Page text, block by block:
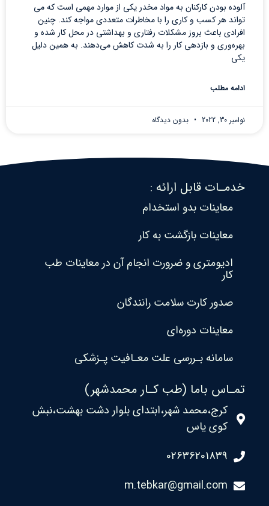
آلوده بودن کارکنان به مواد مخدر یکی از موارد مهمی است که می
تواند هر کسب و کاری را با مخاطرات متعددی مواجه کند. چنین
افرادی باعث بروز مشکلات رفتاری و بهداشتی در محل کار شده و
بهره‌وری و بازدهی کار را به شدت کاهش می‌دهند. به همین دلیل
یکی
ادامه مطلب
نوامبر 30, 2022 بدون دیدگاه
خدمـات قابل ارائه :
معاینات بدو استخدام
معاینات بازگشت به کار
ادیومتری و ضرورت انجام آن در معاینات طب
کار
صدور کارت سلامت رانندگان
معاینات دوره‌ای
سامانه بـررسی علت معـافیت پـزشکی
تمـاس باما (طب کـار محمدشهر)
کرج،محمد شهر،ابتدای بلوار دشت بهشت،نبش
کوی یاس
02636201839
m.tebkar@gmail.com